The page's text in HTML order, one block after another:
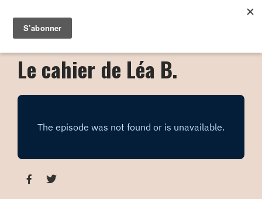
Le cahier de Léa B.
 